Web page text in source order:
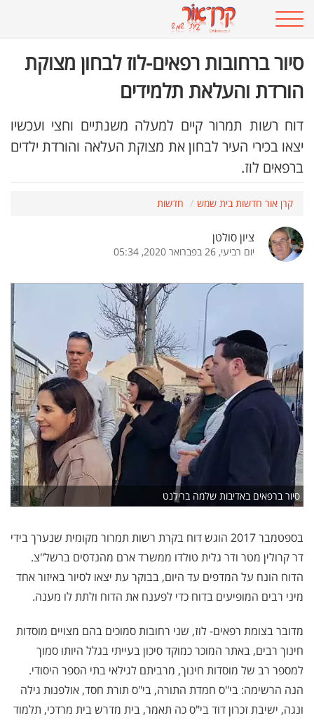
סיור ברחובות רפאים-לוז לבחון מצוקת
הורדת והעלאת תלמידים
דוח רשות תמרור קיים למעלה משנתיים וחצי ועכשיו
יצאו בכירי העיר לבחון את מצוקת העלאה והורדת ילדים
ברפאים לוז.
קרן אור חדשות בית שמש חדשות
ציון סולטן
יום רביעי, 26 בפברואר 2020, 05:34
סיור ברפאים באדיבות שלמה ברילנט
בספטמבר 2017 הוגש דוח בקרת רשות תמרור מקומית שנערך בידי
דר קרולין מטר ודר גלית טולדו ממשרד ארם מהנדסים ברשל"צ.
הדוח הונח על המדפים עד היום, בבוקר עת יצאו לסיור באיזור אחד
מיני רבים המופיעים בדוח כדי לפענח את הדוח ולתת לו מענה.
מדובר בצומת רפאים- לוז, שני רחובות סמוכים בהם מצויים מוסדות
חינוך רבים, באתר המוכר כמוקד סיכון בעייתי בגלל היותו סמוך
למספר רב של מוסדות חינוך, מרביתם לגילאי בתי הספר היסודי.
הנה הרשימה: בי"ס חמדת התורה, בי"ס תורת חסד, אולפנות גילה
ונגה, ישיבת זכרון דוד בי"ס כה תאמר, בית מדרש בית מרדכי, תלמוד